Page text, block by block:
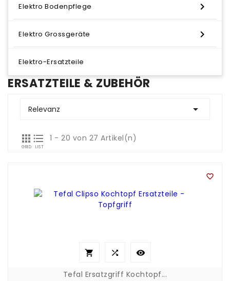
Elektro Bodenpflege 
Elektro Grossgeräte 
Elektro-Ersatzteile
ERSATZTEILE & ZUBEHÖR
Relevanz 

GRID

LIST
1 - 20 von 27 Artikel(n)

  
Tefal Ersatzgriff Kochtopf...